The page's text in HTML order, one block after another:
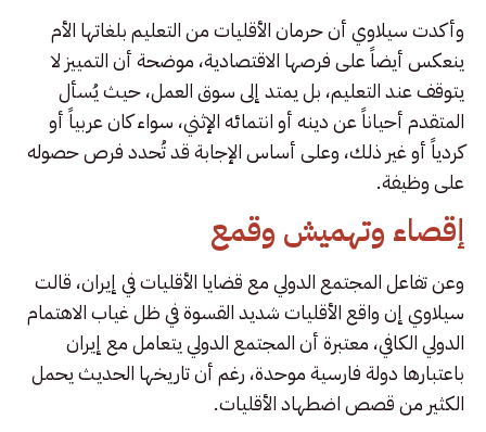
وأكدت سيلاوي أن حرمان الأقليات من التعليم بلغاتها الأم
ينعكس أيضاً على فرصها الاقتصادية، موضحة أن التمييز لا
يتوقف عند التعليم، بل يمتد إلى سوق العمل، حيث يُسأل
المتقدم أحياناً عن دينه أو انتمائه الإثني، سواء كان عربياً أو
كردياً أو غير ذلك، وعلى أساس الإجابة قد تُحدد فرص حصوله
على وظيفة.
إقصاء وتهميش وقمع
وعن تفاعل المجتمع الدولي مع قضايا الأقليات في إيران، قالت
سيلاوي إن واقع الأقليات شديد القسوة في ظل غياب الاهتمام
الدولي الكافي، معتبرة أن المجتمع الدولي يتعامل مع إيران
باعتبارها دولة فارسية موحدة، رغم أن تاريخها الحديث يحمل
الكثير من قصص اضطهاد الأقليات.